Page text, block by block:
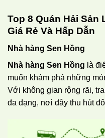
Top 8 Quán Hải Sản
Giá Rẻ Và Hấp Dẫn
Nhà hàng Sen Hồng
Nhà hàng Sen Hồng là
muốn khám phá những
Với không gian rộng rãi,
đa dạng, nơi đây thu hút